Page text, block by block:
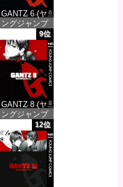
GANTZ 6 (ヤ
ングジャンプ
コミックス
DIGITAL)
価格：¥100
9位
GANTZ 8 (ヤ
ングジャンプ
コミックス
DIGITAL)
価格：¥100
12位